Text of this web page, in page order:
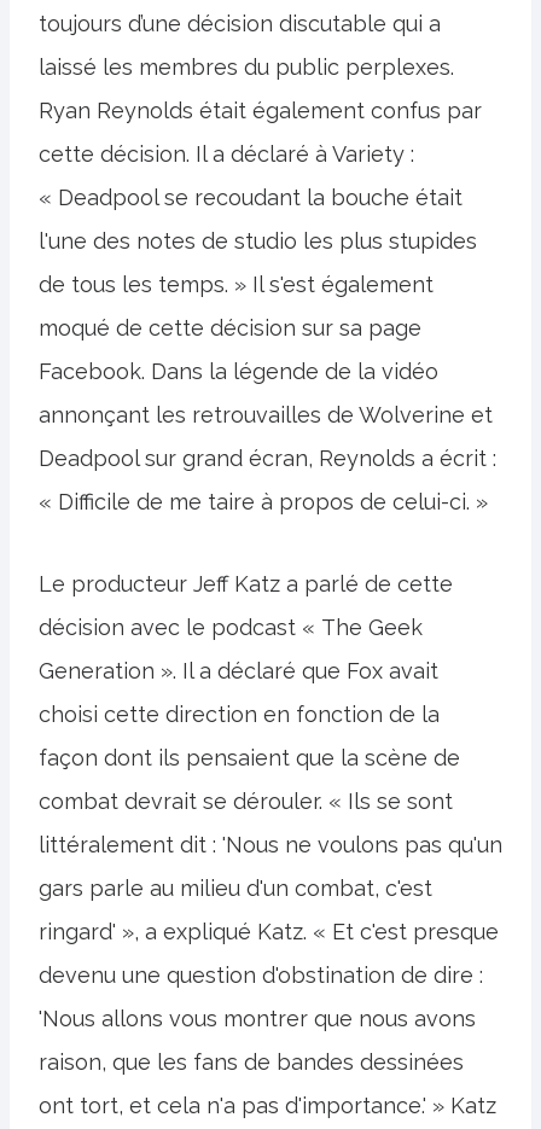
toujours d’une décision discutable qui a
laissé les membres du public perplexes.
Ryan Reynolds était également confus par
cette décision. Il a déclaré à Variety :
« Deadpool se recoudant la bouche était
l'une des notes de studio les plus stupides
de tous les temps. » Il s'est également
moqué de cette décision sur sa page
Facebook. Dans la légende de la vidéo
annonçant les retrouvailles de Wolverine et
Deadpool sur grand écran, Reynolds a écrit :
« Difficile de me taire à propos de celui-ci. »
Le producteur Jeff Katz a parlé de cette
décision avec le podcast « The Geek
Generation ». Il a déclaré que Fox avait
choisi cette direction en fonction de la
façon dont ils pensaient que la scène de
combat devrait se dérouler. « Ils se sont
littéralement dit : 'Nous ne voulons pas qu'un
gars parle au milieu d'un combat, c'est
ringard' », a expliqué Katz. « Et c'est presque
devenu une question d'obstination de dire :
'Nous allons vous montrer que nous avons
raison, que les fans de bandes dessinées
ont tort, et cela n'a pas d'importance.' » Katz